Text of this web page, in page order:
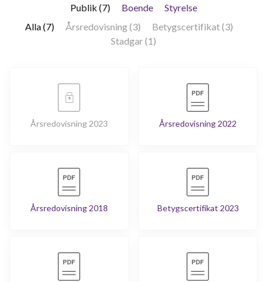
Publik (7) Boende
Styrelse
Alla (7)
Årsredovisning (3)
Betygscertifikat (3)
Stadgar (1)
Årsredovisning 2023 Årsredovisning 2022
Årsredovisning 2018 Betygscertifikat 2023